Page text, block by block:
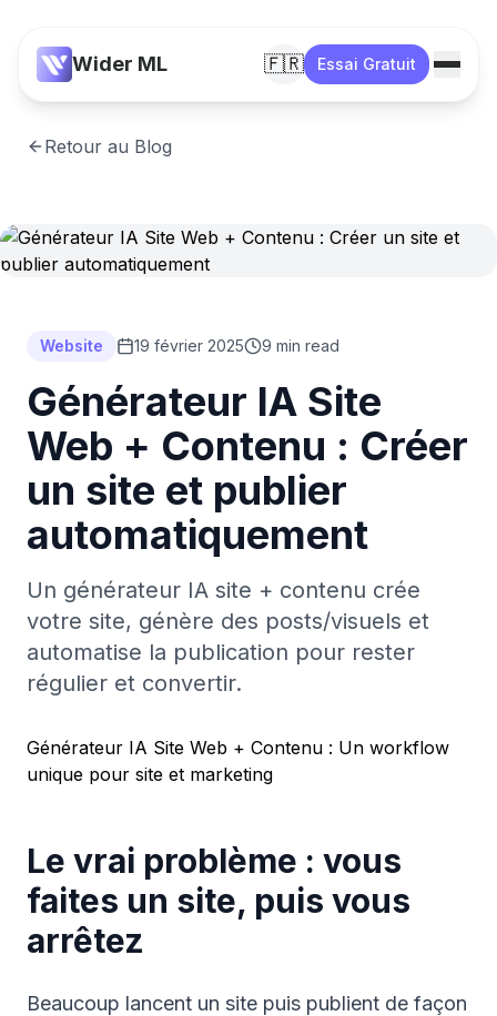
Wider ML 🇫🇷 Essai Gratuit
Retour au Blog
Website 19 février 2025 9 min read
Générateur IA Site
Web + Contenu : Créer
un site et publier
automatiquement
Un générateur IA site + contenu crée
votre site, génère des posts/visuels et
automatise la publication pour rester
régulier et convertir.
Générateur IA Site Web + Contenu : Un workflow
unique pour site et marketing
Le vrai problème : vous
faites un site, puis vous
arrêtez
Beaucoup lancent un site puis publient de façon